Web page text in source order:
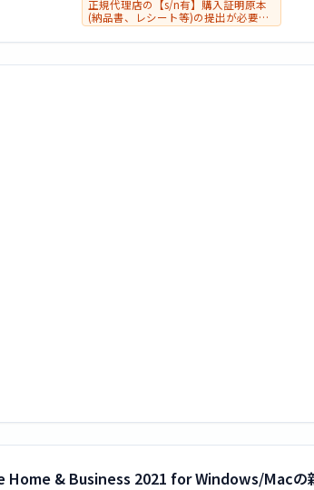
正規代理店の【s/n有】購入証明原本
(納品書、レシート等)の提出が必要。
※買取後に使用済み/非アクティベー
トの場合は返品対応となります。ご了
& Business 2021 for Windows/Macの